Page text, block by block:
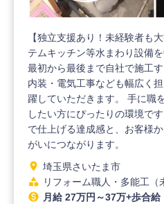
【独立支援あり！未経験者も
テムキッチン等水まわり設備
最初から最後まで自社で施工
内装・電気工事なども幅広く
躍していただきます。 手に職
したい方にぴったりの環境で
で仕上げる達成感と、お客様
がいにつながります。
location_on 埼玉県さいたま市
category リフォーム職人・多能工（
monetization_on 月給 27万円～37万+歩合給